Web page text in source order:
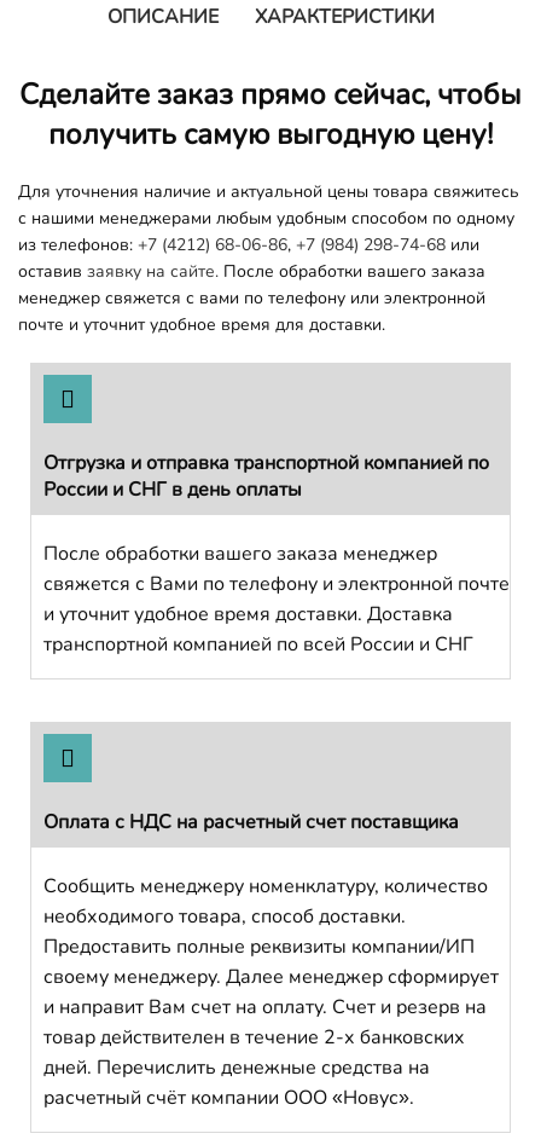
ОПИСАНИЕ ХАРАКТЕРИСТИКИ
Сделайте заказ прямо сейчас, чтобы
получить самую выгодную цену!
Для уточнения наличие и актуальной цены товара свяжитесь
с нашими менеджерами любым удобным способом по одному
из телефонов: +7 (4212) 68-06-86, +7 (984) 298-74-68 или
оставив заявку на сайте. После обработки вашего заказа
менеджер свяжется с вами по телефону или электронной
почте и уточнит удобное время для доставки.
Отгрузка и отправка транспортной компанией по
России и СНГ в день оплаты
После обработки вашего заказа менеджер
свяжется с Вами по телефону и электронной почте
и уточнит удобное время доставки. Доставка
транспортной компанией по всей России и СНГ
Оплата с НДС на расчетный счет поставщика
Сообщить менеджеру номенклатуру, количество
необходимого товара, способ доставки.
Предоставить полные реквизиты компании/ИП
своему менеджеру. Далее менеджер сформирует
и направит Вам счет на оплату. Счет и резерв на
товар действителен в течение 2-х банковских
дней. Перечислить денежные средства на
расчетный счёт компании ООО «Новус».